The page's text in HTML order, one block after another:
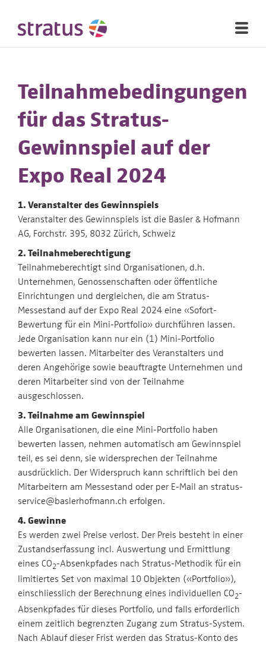
Teilnahmebedingungen
für das Stratus-
Gewinnspiel auf der
Expo Real 2024
1. Veranstalter des Gewinnspiels
Veranstalter des Gewinnspiels ist die Basler & Hofmann
AG, Forchstr. 395, 8032 Zürich, Schweiz
2. Teilnahmeberechtigung
Teilnahmeberechtigt sind Organisationen, d.h.
Unternehmen, Genossenschaften oder öffentliche
Einrichtungen und dergleichen, die am Stratus-
Messestand auf der Expo Real 2024 eine «Sofort-
Bewertung für ein Mini-Portfolio» durchführen lassen.
Jede Organisation kann nur ein (1) Mini-Portfolio
bewerten lassen. Mitarbeiter des Veranstalters und
deren Angehörige sowie beauftragte Unternehmen und
deren Mitarbeiter sind von der Teilnahme
ausgeschlossen.
3. Teilnahme am Gewinnspiel
Alle Organisationen, die eine Mini-Portfolio haben
bewerten lassen, nehmen automatisch am Gewinnspiel
teil, es sei denn, sie widersprechen der Teilnahme
ausdrücklich. Der Widerspruch kann schriftlich bei den
Mitarbeitern am Messestand oder per E-Mail an stratus-
service@baslerhofmann.ch erfolgen.
4. Gewinne
Es werden zwei Preise verlost. Der Preis besteht in einer
Zustandserfassung incl. Auswertung und Ermittlung
eines CO2-Absenkpfades nach Stratus-Methodik für ein
limitiertes Set von maximal 10 Objekten («Portfolio»),
einschliesslich der Berechnung eines individuellen CO2-
Absenkpfades für dieses Portfolio, und falls erforderlich
einem zeitlich begrenzten Zugang zum Stratus-System.
Nach Ablauf dieser Frist werden das Stratus-Konto des